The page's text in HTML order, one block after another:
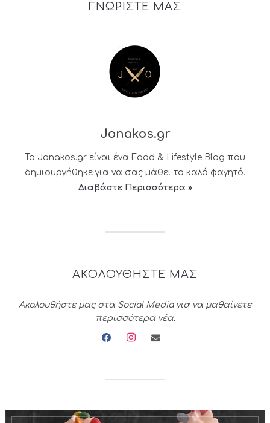
ΓΝΩΡΙΣΤΕ ΜΑΣ
Jonakos.gr
Το Jonakos.gr είναι ένα Food & Lifestyle Blog που
δημιουργήθηκε για να σας μάθει το καλό φαγητό.
Διαβάστε Περισσότερα »
ΑΚΟΛΟΥΘΗΣΤΕ ΜΑΣ
Ακολουθήστε μας στα Social Media για να μαθαίνετε
περισσότερα νέα.
facebookinstagramenvelope